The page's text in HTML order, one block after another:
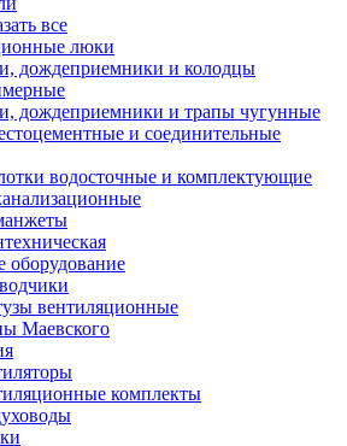
все
люки
дождеприемники и колодцы
дождеприемники и трапы чугунные
и соединительные
водосточные и комплектующие
оборудование
вентиляционные
Маевского
комплекты